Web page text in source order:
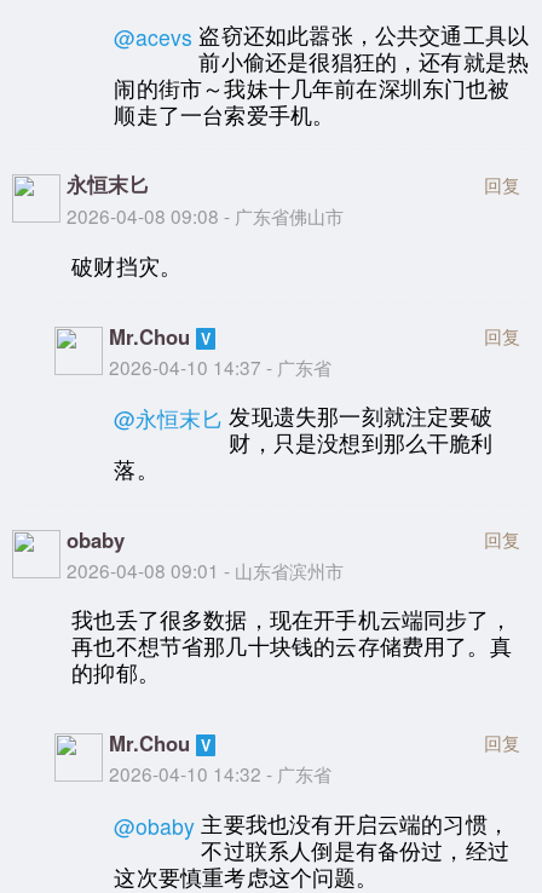
@acevs 盗窃还如此嚣张，公共交通工具以
前小偷还是很猖狂的，还有就是热
闹的街市～我妹十几年前在深圳东门也被
顺走了一台索爱手机。
永恒末匕
2026-04-08 09:08 - 广东省佛山市
回复
破财挡灾。
Mr.Chou
2026-04-10 14:37 - 广东省
回复
@永恒末匕 发现遗失那一刻就注定要破
财，只是没想到那么干脆利
落。
obaby
2026-04-08 09:01 - 山东省滨州市
回复
我也丢了很多数据，现在开手机云端同步了，
再也不想节省那几十块钱的云存储费用了。真
的抑郁。
Mr.Chou
2026-04-10 14:32 - 广东省
回复
@obaby 主要我也没有开启云端的习惯，
不过联系人倒是有备份过，经过
这次要慎重考虑这个问题。